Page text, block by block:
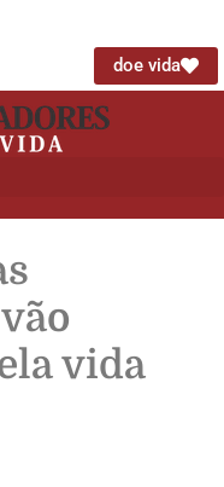
doe vida
vida